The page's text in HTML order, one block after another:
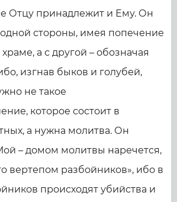
Отцу принадлежит и Ему. Он
одной стороны, имея попечение
а с другой – обозначая
изгнав быков и голубей,
не такое
которое состоит в
а нужна молитва. Он
– домом молитвы наречется,
вертепом разбойников», ибо в
происходят убийства и